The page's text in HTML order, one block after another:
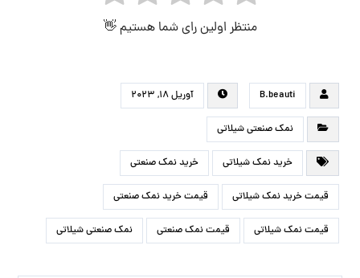
منتظر اولین رای شما هستیم 👋
B.beauti آوریل ۱۸, ۲۰۲۳
نمک صنعتی شیلاتی
خرید نمک شیلاتی خرید نمک صنعتی
قیمت خرید نمک شیلاتی قیمت خرید نمک صنعتی
قیمت نمک شیلاتی قیمت نمک صنعتی نمک صنعتی شیلاتی